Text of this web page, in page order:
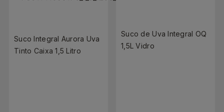
Suco Integral Aurora Uva
Tinto Caixa 1,5 Litro
Suco de Uva Integral OQ
1,5L Vidro